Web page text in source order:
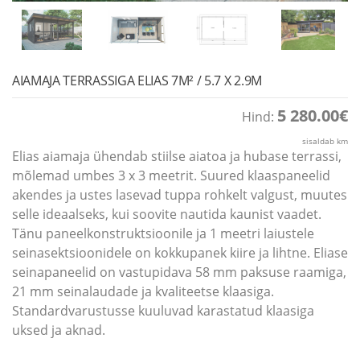
AIAMAJA TERRASSIGA ELIAS 7M² / 5.7 X 2.9M
Hind: 5 280.00€
sisaldab km
Elias aiamaja ühendab stiilse aiatoa ja hubase terrassi,
mõlemad umbes 3 x 3 meetrit. Suured klaaspaneelid
akendes ja ustes lasevad tuppa rohkelt valgust, muutes
selle ideaalseks, kui soovite nautida kaunist vaadet.
Tänu paneelkonstruktsioonile ja 1 meetri laiustele
seinasektsioonidele on kokkupanek kiire ja lihtne. Eliase
seinapaneelid on vastupidava 58 mm paksuse raamiga,
21 mm seinalaudade ja kvaliteetse klaasiga.
Standardvarustusse kuuluvad karastatud klaasiga
uksed ja aknad.